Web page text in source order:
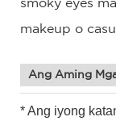
smoky eyes
makeup o
Ang Aming
* Ang iyong